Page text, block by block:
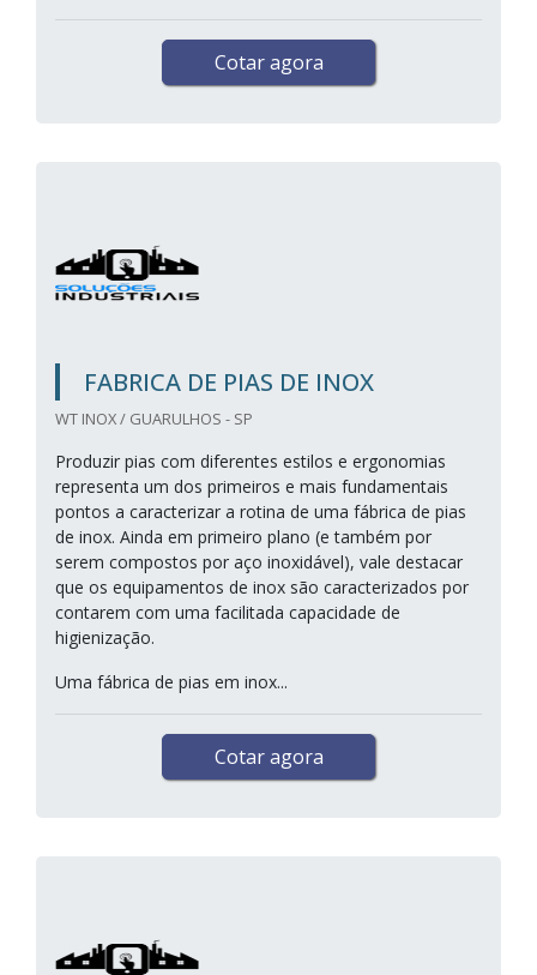
Cotar agora
FABRICA DE PIAS DE INOX
WT INOX / GUARULHOS - SP
Produzir pias com diferentes estilos e ergonomias
representa um dos primeiros e mais fundamentais
pontos a caracterizar a rotina de uma fábrica de pias
de inox. Ainda em primeiro plano (e também por
serem compostos por aço inoxidável), vale destacar
que os equipamentos de inox são caracterizados por
contarem com uma facilitada capacidade de
higienização.
Uma fábrica de pias em inox...
Cotar agora